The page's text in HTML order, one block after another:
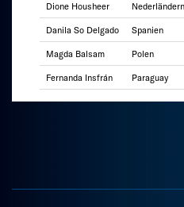
Dione Housheer
Danila So Delgado Spanien
Magda Balsam Polen
Fernanda Insfrán Paraguay